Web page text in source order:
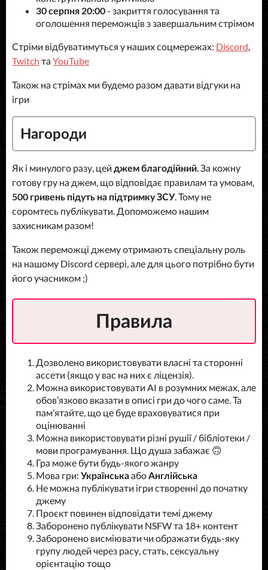
30 серпня 20:00- закриття голосування та
оголошення переможців з завершальним стрімом
Стріми відбуватимуться у наших соцмережах: Discord,
Twitch та YouTube
Також на стрімах ми будемо разом давати відгуки на
ігри
Нагороди
Як і минулого разу, цей джем благодійний. За кожну
готову гру на джем, що відповідає правилам та умовам,
500 гривень підуть на підтримку ЗСУ. Тому не
соромтесь публікувати. Допоможемо нашим
захисникам разом!
Також переможці джему отримають спеціальну роль
на нашому Discord сервері, але для цього потрібно бути
його учасником ;)
Правила
Дозволено використовувати власні та сторонні
ассети (якщо у вас на них є ліцензія).
Можна використовувати AI в розумних межах, але
обовʼязково вказати в описі гри до чого саме. Та
памʼятайте, що це буде враховуватися при
оцінюванні
Можна використовувати різні рушії / бібліотеки /
мови програмування. Що душа забажає 🙃
Гра може бути будь-якого жанру
Мова гри: УкраїнськаабоАнглійська
Не можна публікувати ігри створенні до початку
джему
Проєкт повинен відповідати темі джему
Заборонено публікувати NSFW та 18+ контент
Заборонено висміювати чи ображати будь-яку
групу людей через расу, стать, сексуальну
орієнтацію тощо